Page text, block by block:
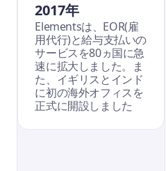
2017年
Elementsは、EOR(雇
用代行)と給与支払いの
サービスを80ヵ国に急
速に拡大しました。ま
た、イギリスとインド
に初の海外オフィスを
正式に開設しました